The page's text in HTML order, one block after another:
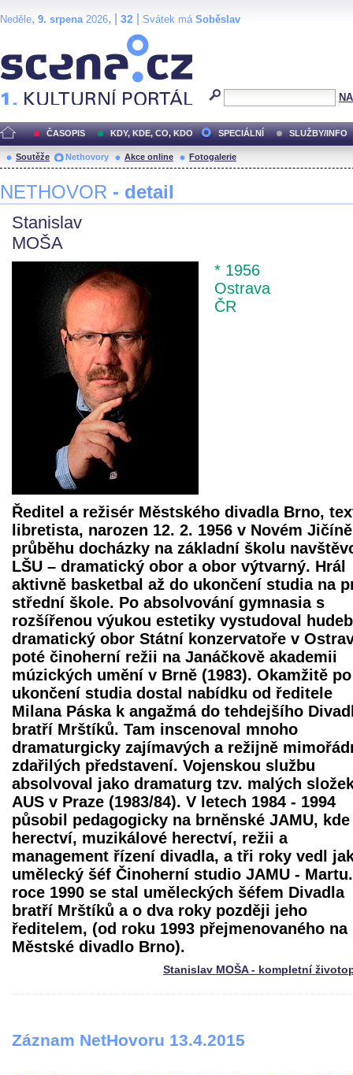
Neděle, 9. srpena2026, | 32 Svátek má Soběslav
ČASOPIS KDY, KDE, CO, KDO SPECIÁLNÍ SLUŽBY/INFO
Soutěže Nethovory Akce online Fotogalerie
NETHOVOR - detail
Stanislav
MOŠA
* 1956
Ostrava
ČR
Ředitel a režisér Městského divadla Brno,
libretista, narozen 12. 2. 1956 v Novém
průběhu docházky na základní školu
LŠU – dramatický obor a obor výtvarný. Hrál
aktivně basketbal až do ukončení studia na
střední škole. Po absolvování gymnasia s
rozšířenou výukou estetiky vystudoval
dramatický obor Státní konzervatoře v
poté činoherní režii na Janáčkově akademii
múzických umění v Brně (1983). Okamžitě po
ukončení studia dostal nabídku od ředitele
Milana Páska k angažmá do tehdejšího
bratří Mrštíků. Tam inscenoval mnoho
dramaturgicky zajímavých a režijně
zdařilých představení. Vojenskou službu
absolvoval jako dramaturg tzv. malých
AUS v Praze (1983/84). V letech 1984 - 1994
působil pedagogicky na brněnské JAMU,
herectví, muzikálové herectví, režii a
management řízení divadla, a tři roky vedl
umělecký šéf Činoherní studio JAMU -
roce 1990 se stal uměleckých šéfem Divadla
bratří Mrštíků a o dva roky později jeho
ředitelem, (od roku 1993 přejmenovaného na
Městské divadlo Brno).
Stanislav MOŠA - kompletní
Záznam NetHovoru 13.4.2015